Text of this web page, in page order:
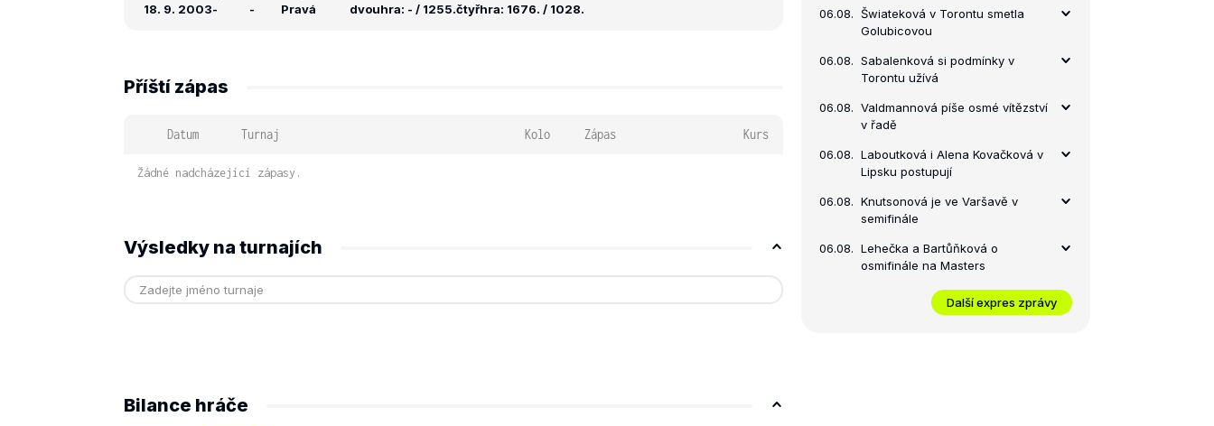
18. 9. 2003-
-
Pravá
dvouhra: - / 1255.čtyřhra: 1676. / 1028.
Příští zápas
Datum Turnaj Kolo Zápas Kurs
Žádné nadcházející zápasy.
Výsledky na turnajích
Bilance hráče
06.08. Šwiateková v Torontu smetla
Golubicovou
06.08. Sabalenková si podmínky v
Torontu užívá
06.08. Valdmannová píše osmé vítězství
v řadě
06.08. Laboutková i Alena Kovačková v
Lipsku postupují
06.08. Knutsonová je ve Varšavě v
semifinále
06.08. Lehečka a Bartůňková o
osmifinále na Masters
Další expres zprávy